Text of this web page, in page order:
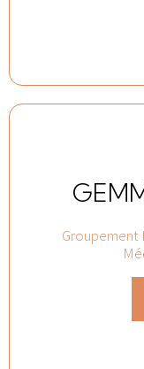
Groupement